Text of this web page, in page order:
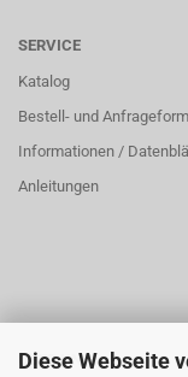
Diese Webseite
SERVICE
Katalog
Bestell- und
Informationen /
Anleitungen
ÜBER UNS